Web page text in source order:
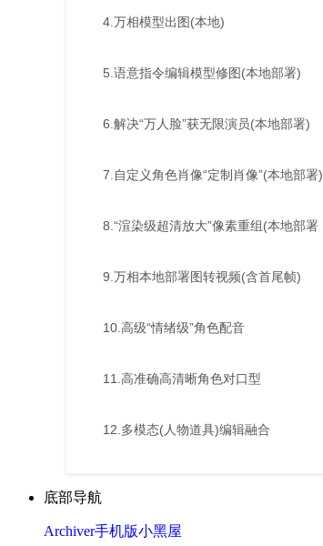
4.万相模型出图(本地)
5.语意指令编辑模型修图(本地部署)
6.解决“万人脸”获无限演员(本地部署)
7.自定义角色肖像“定制肖像”(本地部署)
8.“渲染级超清放大”像素重组(本地部署
9.万相本地部署图转视频(含首尾帧)
10.高级“情绪级”角色配音
11.高准确高清晰角色对口型
12.多模态(人物道具)编辑融合
底部导航
Archiver手机版小黑屋